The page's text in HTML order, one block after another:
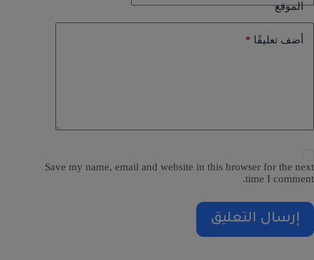
الموقع
أضف تعليقًا *
Save my name, email and website in this browser for the next
time I comment.
إرسال التعليق